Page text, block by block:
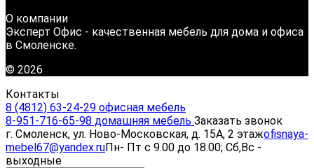
О компании
Эксперт Офис - качественная мебель для дома и офиса
в Смоленске.
© 2026
Контакты
8 (4812) 63-24-29 офисная мебель
8-951-716-65-98 домашняя мебель Заказать звонок
г. Смоленск, ул. Ново-Московская, д. 15А, 2 этажofisnaya-
mebel67@yandex.ruПн- Пт с 9.00 до 18.00; Сб,Вс -
выходные